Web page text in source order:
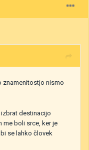
znamenitostjo nismo
destinacijo
me boli srce, ker je
se lahko človek